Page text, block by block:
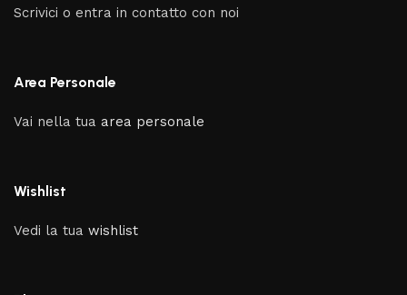
Scrivici o entra in contatto con noi
Area Personale
Vai nella tua area personale
Wishlist
Vedi la tuawishlist